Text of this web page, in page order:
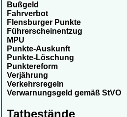
Bußgeld
Fahrverbot
Flensburger Punkte
Führerscheinentzug
MPU
Punkte-Auskunft
Punkte-Löschung
Punktereform
Verjährung
Verkehrsregeln
Verwarnungsgeld gemäß StVO
Tatbestände